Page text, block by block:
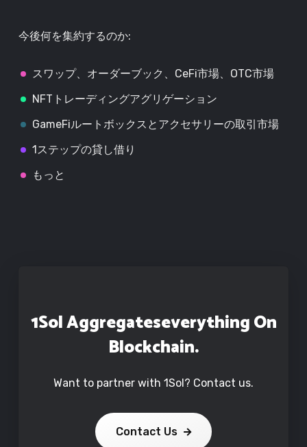
今後何を集約するのか:
スワップ、オーダーブック、CeFi市場、OTC市場
NFTトレーディングアグリゲーション
GameFiルートボックスとアクセサリーの取引市場
1ステップの貸し借り
もっと
1Sol AggregatesEverything On
Blockchain.
Want to partner with 1Sol? Contact us.
Contact Us